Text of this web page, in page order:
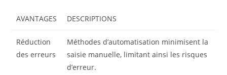
AVANTAGES DESCRIPTIONS
Réduction
des erreurs
Méthodes d’automatisation minimisent la
saisie manuelle, limitant ainsi les risques
d’erreur.